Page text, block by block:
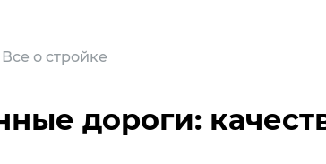
Все о стройке
дороги: